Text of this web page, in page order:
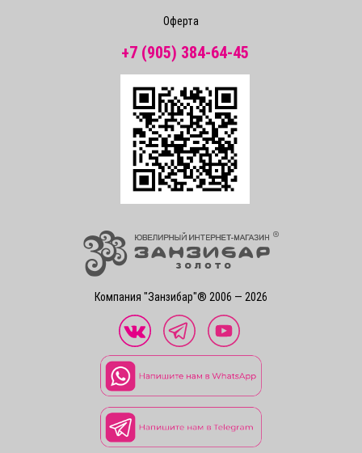
Компания "Занзибар"® 2006 — 2026
Оферта
+7 (905) 384-64-45